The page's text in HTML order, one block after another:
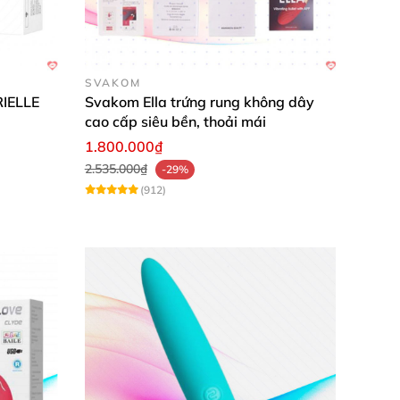
và mềm mại khi đưa vào âm đạo
lên vì sung sướng.
những môi trường ẩm ướt như hồ
SVAKOM
Svakom Ella trứng rung không dây
cao cấp siêu bền, thoải mái
1.800.000₫
2.535.000₫
-29%
(912)